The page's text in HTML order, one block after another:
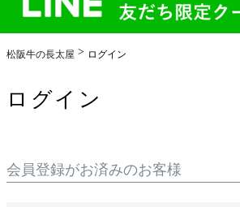
松阪牛の長太屋 ログイン
ログイン
会員登録がお済みのお客様